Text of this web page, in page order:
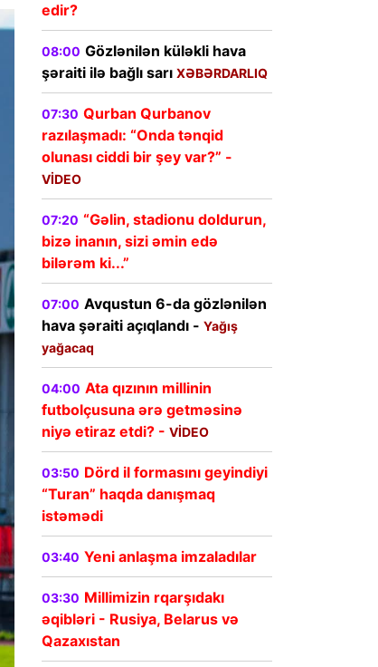
edir?
08:00 Gözlənilən küləkli hava
şəraiti ilə bağlı sarı XƏBƏRDARLIQ
07:30 Qurban Qurbanov
razılaşmadı: “Onda tənqid
olunası ciddi bir şey var?” -
VİDEO
07:20 “Gəlin, stadionu doldurun,
bizə inanın, sizi əmin edə
bilərəm ki...”
07:00 Avqustun 6-da gözlənilən
hava şəraiti açıqlandı - Yağış
yağacaq
04:00 Ata qızının millinin
futbolçusuna ərə getməsinə
niyə etiraz etdi? - VİDEO
03:50 Dörd il formasını geyindiyi
“Turan” haqda danışmaq
istəmədi
03:40 Yeni anlaşma imzaladılar
03:30 Millimizin rqarşıdakı
əqibləri - Rusiya, Belarus və
Qazaxıstan